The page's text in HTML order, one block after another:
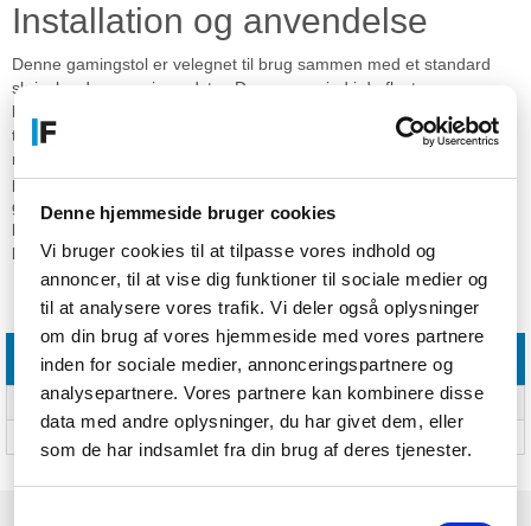
Denne hjemmeside bruger cookies
Vi bruger cookies til at tilpasse vores indhold og
annoncer, til at vise dig funktioner til sociale medier og
til at analysere vores trafik. Vi deler også oplysninger
om din brug af vores hjemmeside med vores partnere
inden for sociale medier, annonceringspartnere og
analysepartnere. Vores partnere kan kombinere disse
data med andre oplysninger, du har givet dem, eller
som de har indsamlet fra din brug af deres tjenester.
Installation og anvendelse
Denne gamingstol er velegnet til brug sammen med et standard
skrivebord og gaming-udstyr. Den passer ind i de fleste
kontormiljøer takket være sit rene design. Konstruktionen er bygget
til at modstå vægten af større brugere uden at gå på kompromis
med stabiliteten. Ved installationen følger stolen de gængse
principper for gamingstole. Den er kompatibel med standard
gulvunderlag, men kan med fordel bruges på en måtte for at
beskytte overfladen. Pakken indeholder alle nødvendige
komponenter til samling af stolen.
Specifikationer
Funktioner
Produkttype PC gamingstol